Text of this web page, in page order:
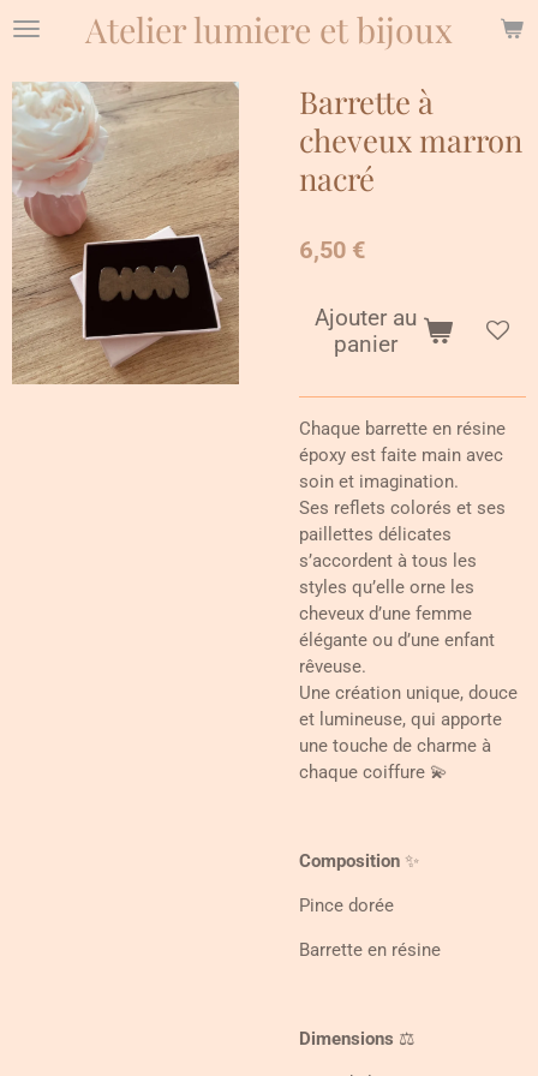
Passer
principal
Atelier lumiere et bijoux
Barrette à
cheveux marron
nacré
6,50 €
Ajouter au
panier
Chaque barrette en résine
époxy est faite main avec
soin et imagination.
Ses reflets colorés et ses
paillettes délicates
s’accordent à tous les
styles qu’elle orne les
cheveux d’une femme
élégante ou d’une enfant
rêveuse.
Une création unique, douce
et lumineuse, qui apporte
une touche de charme à
chaque coiffure 💫
Composition ✨
Pince dorée
Barrette en résine
Dimensions ⚖️